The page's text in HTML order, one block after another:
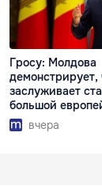
Гросу: Молдова
демонстрирует,
заслуживает
большой
вчера